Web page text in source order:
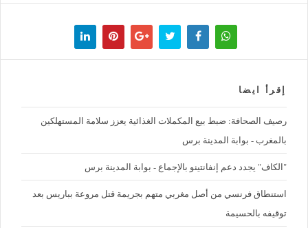
إقرأ ايضا
رصيف الصحافة: ضبط بيع المكملات الغذائية يعزز سلامة المستهلكين
بالمغرب - بوابة المدينة برس
"الكاف" يجدد دعم إنفانتينو بالإجماع - بوابة المدينة برس
استنطاق فرنسي من أصل مغربي متهم بجريمة قتل مروعة بباريس بعد
توقيفه بالحسيمة